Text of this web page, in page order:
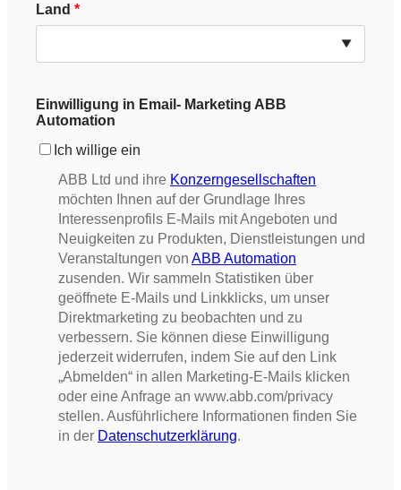
Land
Einwilligung in Email- Marketing ABB
Automation
Ich willige ein
ABB Ltd und ihre Konzerngesellschaften
möchten Ihnen auf der Grundlage Ihres
Interessenprofils E-Mails mit Angeboten und
Neuigkeiten zu Produkten, Dienstleistungen und
Veranstaltungen von ABB Automation
zusenden. Wir sammeln Statistiken über
geöffnete E-Mails und Linkklicks, um unser
Direktmarketing zu beobachten und zu
verbessern. Sie können diese Einwilligung
jederzeit widerrufen, indem Sie auf den Link
„Abmelden“ in allen Marketing-E-Mails klicken
oder eine Anfrage an www.abb.com/privacy
stellen. Ausführlichere Informationen finden Sie
in der Datenschutzerklärung.